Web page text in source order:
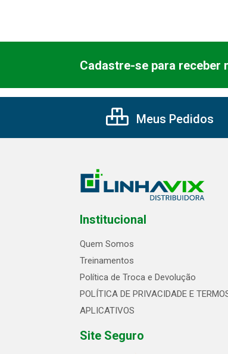
Cadastre-se para receber
Meus Pedidos
Institucional
Quem Somos
Treinamentos
Política de Troca e Devolução
POLÍTICA DE PRIVACIDADE E
APLICATIVOS
Site Seguro